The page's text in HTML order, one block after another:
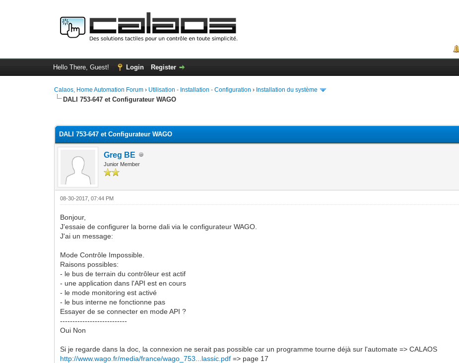
Hello There, Guest! Login Register
Calaos, Home Automation Forum › Utilisation - Installation - Configuration › Installation du système
DALI 753-647 et Configurateur WAGO
DALI 753-647 et Configurateur WAGO
Greg BE
Junior Member
08-30-2017, 07:44 PM
Bonjour,
J'essaie de configurer la borne dali via le configurateur WAGO.
J'ai un message:
Mode Contrôle Impossible.
Raisons possibles:
- le bus de terrain du contrôleur est actif
- une application dans l'API est en cours
- le mode monitoring est activé
- le bus interne ne fonctionne pas
Essayer de se connecter en mode API ?
---------------------------
Oui Non
Si je regarde dans la doc, la connexion ne serait pas possible car un programme tourne déjà sur l'automate => CALAOS
http://www.wago.fr/media/france/wago_753...lassic.pdf => page 17